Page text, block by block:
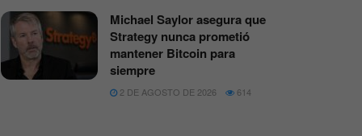
Michael Saylor asegura que
Strategy nunca prometió
mantener Bitcoin para
siempre
2 DE AGOSTO DE 2026 614